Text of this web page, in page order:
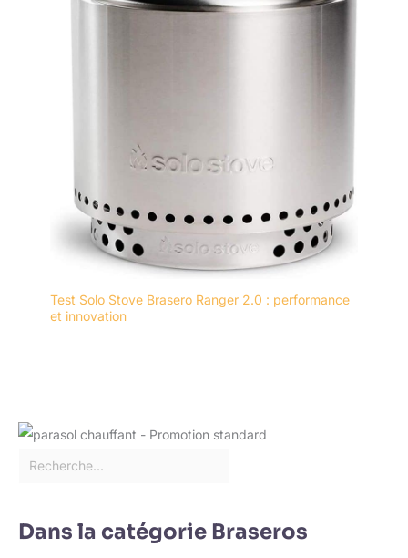
Test Solo Stove Brasero Ranger 2.0 : performance
et innovation
Dans la catégorie Braseros